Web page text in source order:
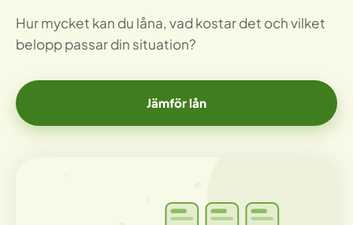
Hur mycket kan du låna, vad kostar det och vilket
belopp passar din situation?
Jämför lån